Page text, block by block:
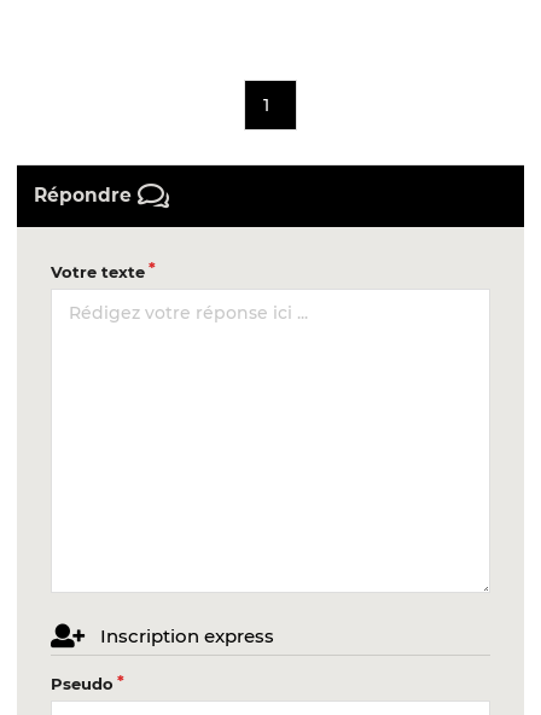
1
Répondre
Votre texte
Inscription express
Pseudo